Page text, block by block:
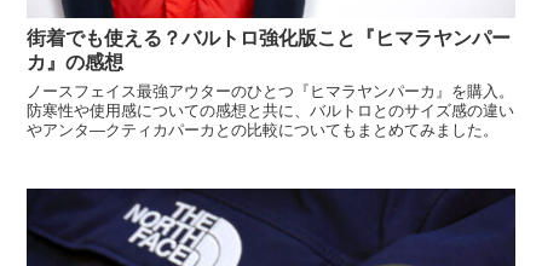
街着でも使える？バルトロ強化版こと『ヒマラヤンパー
カ』の感想
ノースフェイス最強アウターのひとつ『ヒマラヤンパーカ』を購入。
防寒性や使用感についての感想と共に、バルトロとのサイズ感の違い
やアンタ―クティカパーカとの比較についてもまとめてみました。